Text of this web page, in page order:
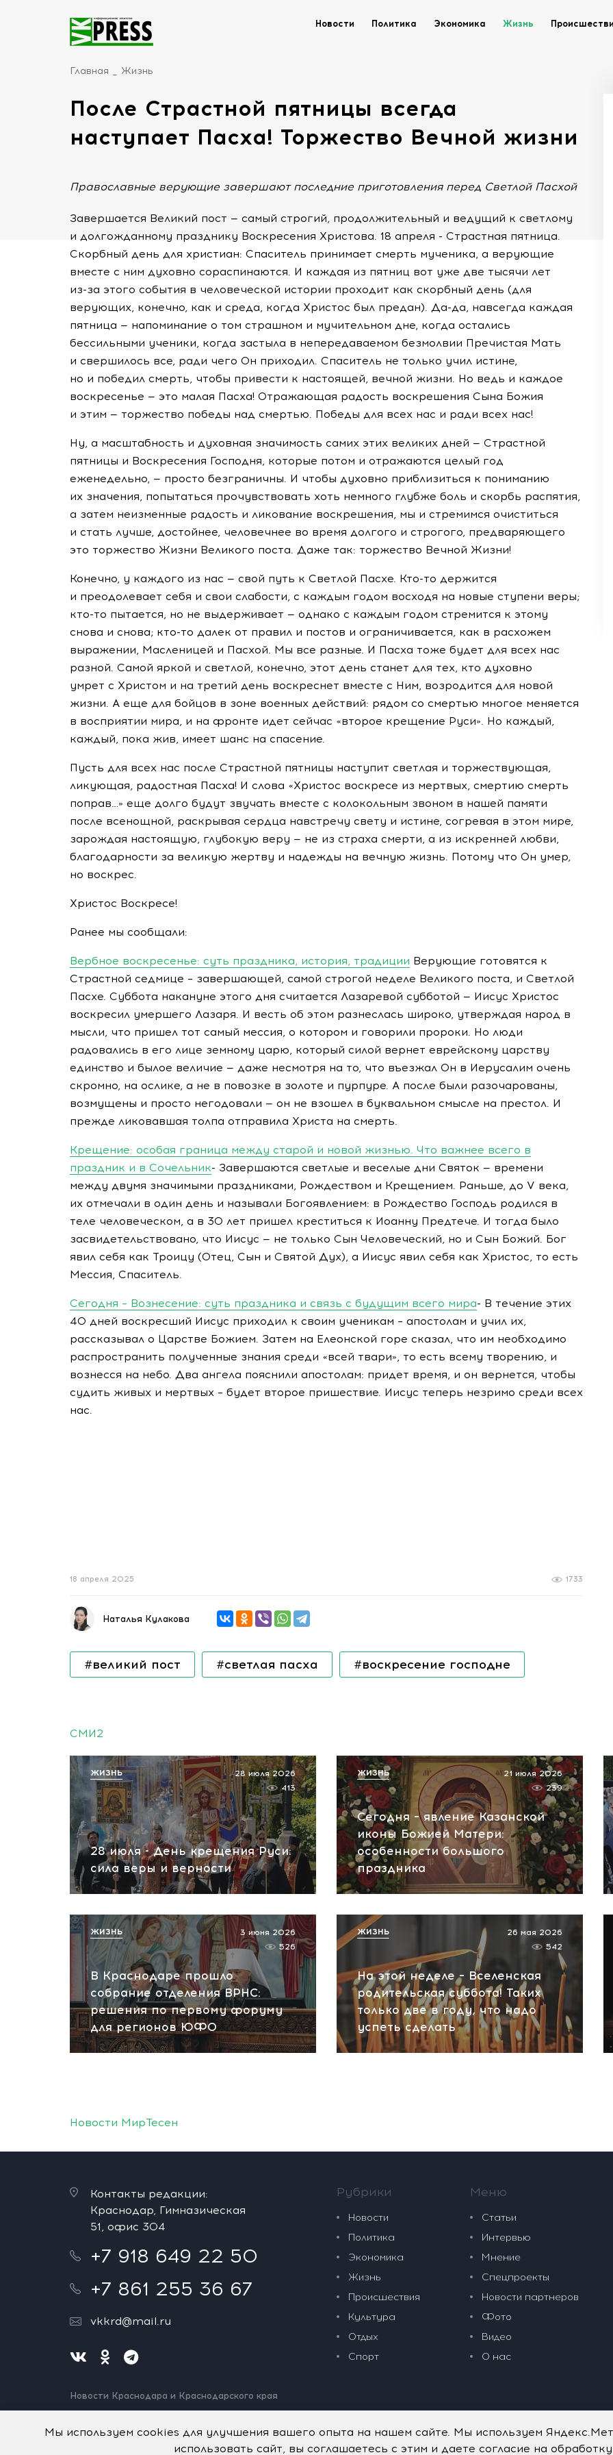
Новости Политика Экономика Жизнь
Главная Жизнь
После Страстной пятницы всегда
наступает Пасха! Торжество Вечной жизни
Православные верующие завершают последние приготовления перед Светлой Пасхой
Завершается Великий пост — самый строгий, продолжительный и ведущий к светлому
и долгожданному празднику Воскресения Христова. 18 апреля - Страстная пятница.
Скорбный день для христиан: Спаситель принимает смерть мученика, а верующие
вместе с ним духовно сораспинаются. И каждая из пятниц вот уже две тысячи лет
из-за этого события в человеческой истории проходит как скорбный день (для
верующих, конечно, как и среда, когда Христос был предан). Да-да, навсегда каждая
пятница — напоминание о том страшном и мучительном дне, когда остались
бессильными ученики, когда застыла в непередаваемом безмолвии Пречистая Мать
и свершилось все, ради чего Он приходил. Спаситель не только учил истине,
но и победил смерть, чтобы привести к настоящей, вечной жизни. Но ведь и каждое
воскресенье — это малая Пасха! Отражающая радость воскрешения Сына Божия
и этим — торжество победы над смертью. Победы для всех нас и ради всех нас!
Ну, а масштабность и духовная значимость самих этих великих дней — Страстной
пятницы и Воскресения Господня, которые потом и отражаются целый год
еженедельно, — просто безграничны. И чтобы духовно приблизиться к пониманию
их значения, попытаться прочувствовать хоть немного глубже боль и скорбь распятия,
а затем неизменные радость и ликование воскрешения, мы и стремимся очиститься
и стать лучше, достойнее, человечнее во время долгого и строгого, предваряющего
это торжество Жизни Великого поста. Даже так: торжество Вечной Жизни!
Конечно, у каждого из нас — свой путь к Светлой Пасхе. Кто-то держится
и преодолевает себя и свои слабости, с каждым годом восходя на новые ступени веры;
кто-то пытается, но не выдерживает — однако с каждым годом стремится к этому
снова и снова; кто-то далек от правил и постов и ограничивается, как в расхожем
выражении, Масленицей и Пасхой. Мы все разные. И Пасха тоже будет для всех нас
разной. Самой яркой и светлой, конечно, этот день станет для тех, кто духовно
умрет с Христом и на третий день воскреснет вместе с Ним, возродится для новой
жизни. А еще для бойцов в зоне военных действий: рядом со смертью многое меняется
в восприятии мира, и на фронте идет сейчас «второе крещение Руси». Но каждый,
каждый, пока жив, имеет шанс на спасение.
Пусть для всех нас после Страстной пятницы наступит светлая и торжествующая,
ликующая, радостная Пасха! И слова «Христос воскресе из мертвых, смертию смерть
поправ…» еще долго будут звучать вместе с колокольным звоном в нашей памяти
после всенощной, раскрывая сердца навстречу свету и истине, согревая в этом мире,
зарождая настоящую, глубокую веру — не из страха смерти, а из искренней любви,
благодарности за великую жертву и надежды на вечную жизнь. Потому что Он умер,
но воскрес.
Христос Воскресе!
Ранее мы сообщали:
Вербное воскресенье: суть праздника, история, традиции Верующие готовятся к
Страстной седмице – завершающей, самой строгой неделе Великого поста, и Светлой
Пасхе. Суббота накануне этого дня считается Лазаревой субботой — Иисус Христос
воскресил умершего Лазаря. И весть об этом разнеслась широко, утверждая народ в
мысли, что пришел тот самый мессия, о котором и говорили пророки. Но люди
радовались в его лице земному царю, который силой вернет еврейскому царству
единство и былое величие — даже несмотря на то, что въезжал Он в Иерусалим очень
скромно, на ослике, а не в повозке в золоте и пурпуре. А после были разочарованы,
возмущены и просто негодовали — он не взошел в буквальном смысле на престол. И
прежде ликовавшая толпа отправила Христа на смерть.
Крещение: особая граница между старой и новой жизнью. Что важнее всего в
праздник и в Сочельник- Завершаются светлые и веселые дни Святок — времени
между двумя значимыми праздниками, Рождеством и Крещением. Раньше, до V века,
их отмечали в один день и называли Богоявлением: в Рождество Господь родился в
теле человеческом, а в 30 лет пришел креститься к Иоанну Предтече. И тогда было
засвидетельствовано, что Иисус — не только Сын Человеческий, но и Сын Божий. Бог
явил себя как Троицу (Отец, Сын и Святой Дух), а Иисус явил себя как Христос, то есть
Мессия, Спаситель.
Сегодня – Вознесение: суть праздника и связь с будущим всего мира- В течение этих
40 дней воскресший Иисус приходил к своим ученикам – апостолам и учил их,
рассказывал о Царстве Божием. Затем на Елеонской горе сказал, что им необходимо
распространить полученные знания среди «всей твари», то есть всему творению, и
вознесся на небо. Два ангела пояснили апостолам: придет время, и он вернется, чтобы
судить живых и мертвых – будет второе пришествие. Иисус теперь незримо среди всех
нас.
1733
18 апреля 2025
Наталья Кулакова
#великий пост #светлая пасха #воскресение господне
СМИ2
28 июля - День крещения Руси:
сила веры и верности
28 июля 2026
413
ЖИЗНЬ
Сегодня – явление Казанской
иконы Божией Матери:
особенности большого
праздника
21 июля 2026
239
ЖИЗНЬ
В Краснодаре прошло
собрание отделения ВРНС:
решения по первому форуму
для регионов ЮФО
3 июня 2026
526
ЖИЗНЬ
На этой неделе – Вселенская
родительская суббота! Таких
только две в году, что надо
успеть сделать
26 мая 2026
542
ЖИЗНЬ
Новости МирТесен
Контакты редакции:
Краснодар, Гимназическая
51, офис 304
+7 918 649 22 50
+7 861 255 36 67
vkkrd@mail.ru
Новости Краснодара и Краснодарского края
Нашли ошибку? Выделите и нажмите Ctrl+Enter.
Рубрики
Новости
Политика
Экономика
Жизнь
Происшествия
Культура
Отдых
Спорт
Меню
Статьи
Интервью
Мнение
Спецпроекты
Новости партнеров
Фото
Видео
О нас
Мы используем cookies для улучшения вашего опыта на нашем сайте. Мы используем
использовать сайт, вы соглашаетесь с этим и даете согласие на